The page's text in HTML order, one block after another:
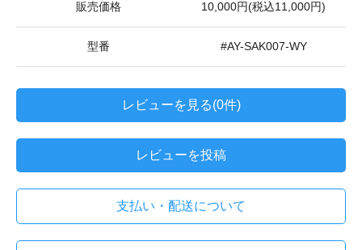
販売価格 10,000円(税込11,000円)
型番 #AY-SAK007-WY
レビューを見る(0件)
レビューを投稿
支払い・配送について